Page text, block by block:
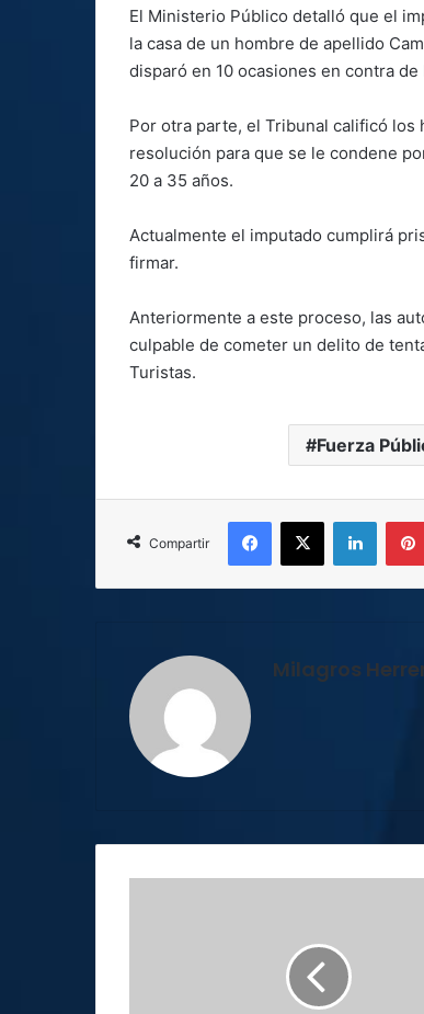
El Ministerio Público detalló que el
la casa de un hombre de apellido
disparó en 10 ocasiones en contra
Por otra parte, el Tribunal calificó los
resolución para que se le condene
20 a 35 años.
Actualmente el imputado cumplirá
firmar.
Anteriormente a este proceso, las
culpable de cometer un delito de
Turistas.
Fuerza
Compartir
Facebook
X
Milagros